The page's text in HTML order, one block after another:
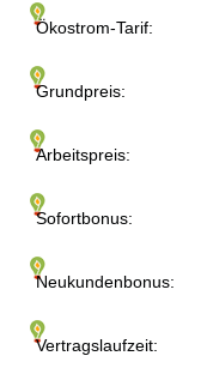
Ökostrom-Tarif:
Grundpreis:
Arbeitspreis:
Sofortbonus:
Neukundenbonus:
Vertragslaufzeit: